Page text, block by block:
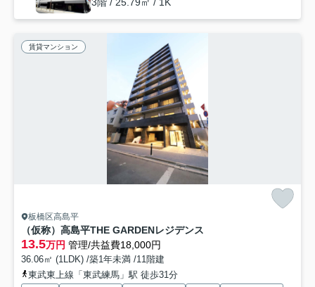
賃貸マンション
板橋区高島平
（仮称）高島平THE GARDENレジデンス
13.5万円 管理/共益費18,000円
36.06㎡ (1LDK) /築1年未満 /11階建
東武東上線「東武練馬」駅 徒歩31分